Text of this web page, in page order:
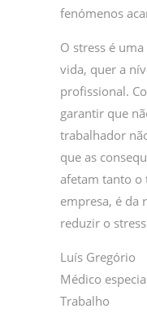
fenómenos
O stress é
vida, quer a
profissional.
garantir que
trabalhador
que as
afetam tanto o
empresa, é da
reduzir o
Luís Gregório
Médico
Trabalho